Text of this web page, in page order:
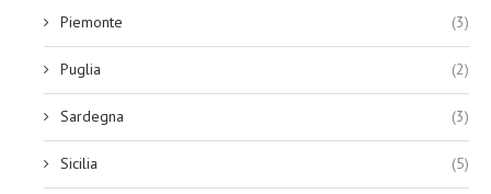
Piemonte (3)
Puglia (2)
Sardegna (3)
Sicilia (5)